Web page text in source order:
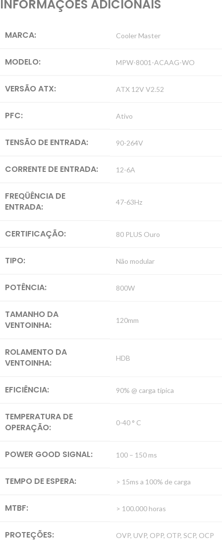
INFORMAÇÕES ADICIONAIS
MARCA: Cooler Master
MODELO: MPW-8001-ACAAG-WO
VERSÃO ATX: ATX 12V V2.52
PFC: Ativo
TENSÃO DE ENTRADA: 90-264V
CORRENTE DE ENTRADA: 12-6A
FREQÜÊNCIA DE
ENTRADA:
47-63Hz
CERTIFICAÇÃO: 80 PLUS Ouro
TIPO: Não modular
POTÊNCIA: 800W
TAMANHO DA
VENTOINHA:
120mm
ROLAMENTO DA
VENTOINHA:
HDB
EFICIÊNCIA: 90% @ carga típica
TEMPERATURA DE
OPERAÇÃO:
0-40 ° C
POWER GOOD SIGNAL: 100 – 150 ms
TEMPO DE ESPERA: > 15ms a 100% de carga
MTBF: > 100.000 horas
PROTEÇÕES: OVP, UVP, OPP, OTP, SCP, OCP